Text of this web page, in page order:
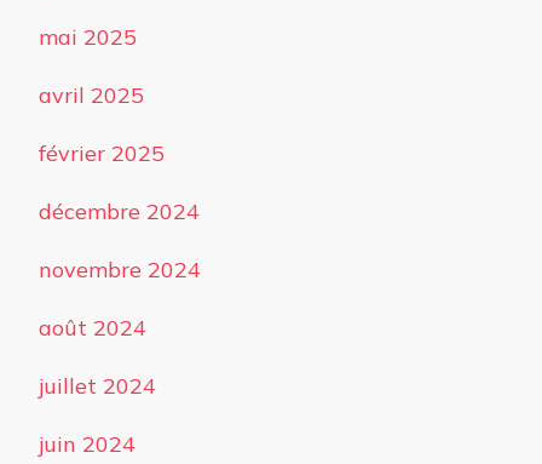
mai 2025
avril 2025
février 2025
décembre 2024
novembre 2024
août 2024
juillet 2024
juin 2024